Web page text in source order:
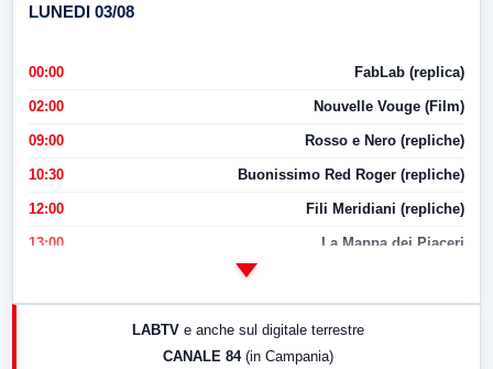
LUNEDI 03/08
00:00 FabLab (replica)
02:00 Nouvelle Vouge (Film)
09:00 Rosso e Nero (repliche)
10:30 Buonissimo Red Roger (repliche)
12:00 Fili Meridiani (repliche)
13:00 La Mappa dei Piaceri
LABTV e anche sul digitale terrestre
CANALE 84 (in Campania)